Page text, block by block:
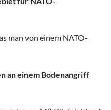
man von einem NATO-
an einem Bodenangriff